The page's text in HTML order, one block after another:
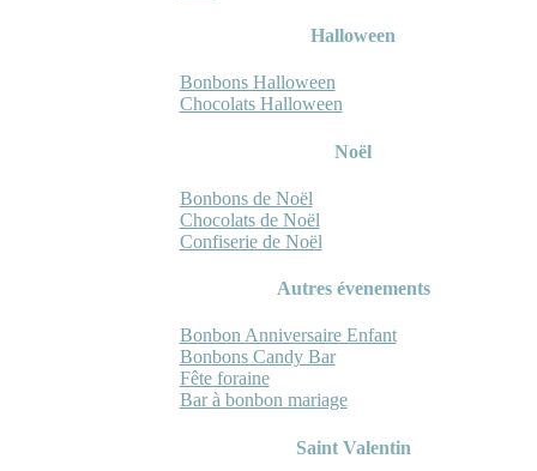
Halloween
Bonbons Halloween
Chocolats Halloween
Noël
Bonbons de Noël
Chocolats de Noël
Confiserie de Noël
Autres évenements
Bonbon Anniversaire Enfant
Bonbons Candy Bar
Fête foraine
Bar à bonbon mariage
Saint Valentin